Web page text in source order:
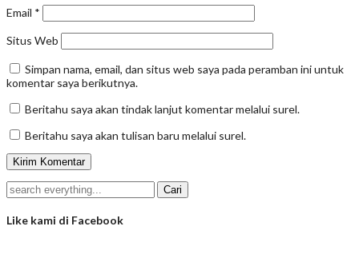
Email *
Situs Web
Simpan nama, email, dan situs web saya pada peramban ini untuk
komentar saya berikutnya.
Beritahu saya akan tindak lanjut komentar melalui surel.
Beritahu saya akan tulisan baru melalui surel.
Like kami di Facebook